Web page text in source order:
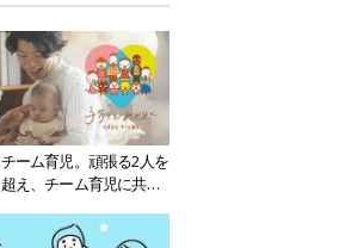
ーム育児。頑張る2人を
え、チーム育児に共感